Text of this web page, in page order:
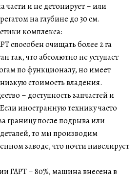
части и не детонирует – или
на глубине до 30 см.
комплекса:
способен очищать более 2 га
так, что абсолютно не уступает
по функционалу, но имеет
стоимость владения.
– доступность запчастей и
иностранную технику часто
границу после подрыва или
то мы производим
заводе, что почти нивелирует
ГАРТ – 80%, машина внесена в